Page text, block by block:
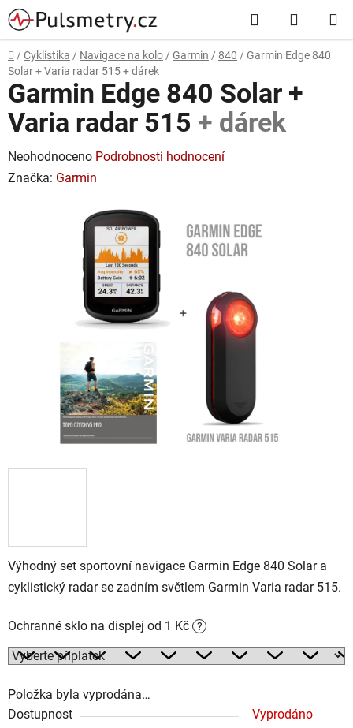
Přejít
na
obsah
Hledat
KOŠÍK
Domů
/ Cyklistika / Navigace na kolo / Garmin / 840 / Garmin Edge 840
Solar + Varia radar 515+ dárek
Výhodný set sportovní navigace Garmin Edge 840 Solar a
cyklistický radar se zadním světlem Garmin Varia radar 515.
Ochranné sklo na displej od 1 Kč ?
Položka byla vyprodána…
Dostupnost
Vyprodáno
Garmin Edge 840 Solar +
Varia radar 515 + dárek
Průměrné
hodnocení
Neohodnoceno Podrobnosti hodnocení
Značka: Garmin